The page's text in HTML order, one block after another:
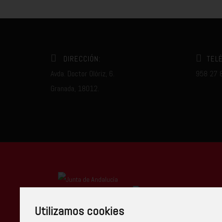
Utilizamos cookies
DIRECCIÓN:
Avda. Doctor Olóriz, 6.
Granada, 18012.
958 27